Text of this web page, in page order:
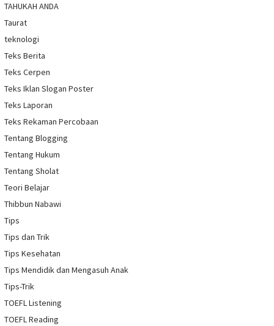
TAHUKAH ANDA
Taurat
teknologi
Teks Berita
Teks Cerpen
Teks Iklan Slogan Poster
Teks Laporan
Teks Rekaman Percobaan
Tentang Blogging
Tentang Hukum
Tentang Sholat
Teori Belajar
Thibbun Nabawi
Tips
Tips dan Trik
Tips Kesehatan
Tips Mendidik dan Mengasuh Anak
Tips-Trik
TOEFL Listening
TOEFL Reading